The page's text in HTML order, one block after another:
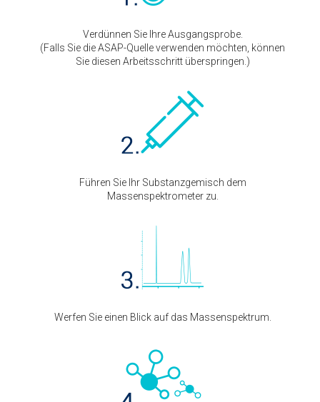
Verdünnen Sie Ihre Ausgangsprobe.
(Falls Sie die ASAP-Quelle verwenden möchten, können
Sie diesen Arbeitsschritt überspringen.)
Führen Sie Ihr Substanzgemisch dem
Massenspektrometer zu.
Werfen Sie einen Blick auf das Massenspektrum.